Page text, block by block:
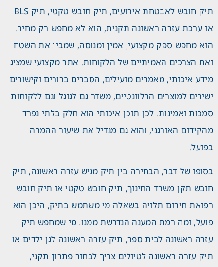
תיק חובש לאבטחת אירועים, תיק חובש טקטי, תיק BLS
או ערכת עזרה ראשונה תקנית, הוא לא מחפש רק מחיר.
הוא מחפש ספק מקצועי, אמין ומנוסה, שמבין את השטח
ואת הצרכים האמיתיים של הלקוחות. אתר מקצועי שמציג
מידע איכותי, מאמרים מועילים, הסברים ברורים וקישורים
ישירים למוצרים הרלוונטיים, משדר גם לגוגל וגם ללקוחות
סמכות ואמינות. לכן תוכן איכותי הוא חלק בלתי נפרד
מהקידום האורגני, והוא גם מגדיל את שיעור ההמרה
בפועל.
בסופו של דבר, הבחירה בין תיק מגיש עזרה ראשונה, תיק
חובש תקן משרד החינוך, תיק חובש טקטי או תיק חובש
רפואת חירום תלויה בשאלה מי משתמש בתיק, היכן הוא
פועל, ומה רמת המענה הנדרשת ממנו. מי שמחפש תיק
עזרה ראשונה לבית ספר, תיק עזרה ראשונה לגן ילדים או
תיק עזרה ראשונה לטיולים צריך לבחור פתרון תקני,